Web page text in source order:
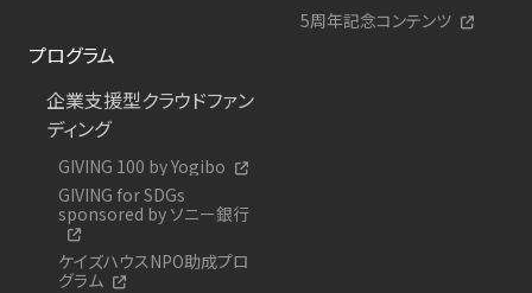
5周年記念コンテンツ
プログラム
企業支援型クラウドファン
ディング
GIVING 100 by Yogibo
GIVING for SDGs
sponsored by ソニー銀行
ケイズハウスNPO助成プロ
グラム